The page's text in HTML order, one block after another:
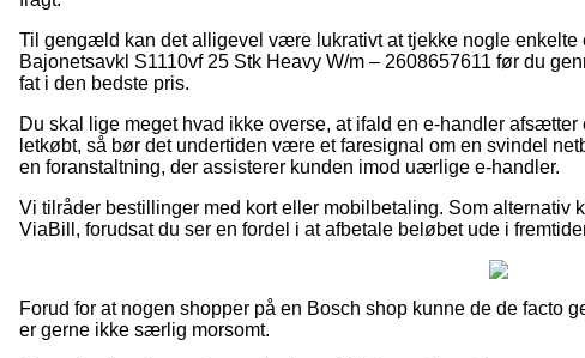
Til gengæld kan det alligevel være lukrativt at tjekke nogle enkelte
Bajonetsavkl S1110vf 25 Stk Heavy W/m – 2608657611 før du
fat i den bedste pris.
Du skal lige meget hvad ikke overse, at ifald en e-handler
letkøbt, så bør det undertiden være et faresignal om en svindel
en foranstaltning, der assisterer kunden imod uærlige e-handler.
Vi tilråder bestillinger med kort eller mobilbetaling. Som alternativ
ViaBill, forudsat du ser en fordel i at afbetale beløbet ude i
Forud for at nogen shopper på en Bosch shop kunne de de facto
er gerne ikke særlig morsomt.